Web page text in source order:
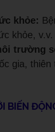
khỏe:
khỏe, v.v.
trường
gia, thiên
BIẾN